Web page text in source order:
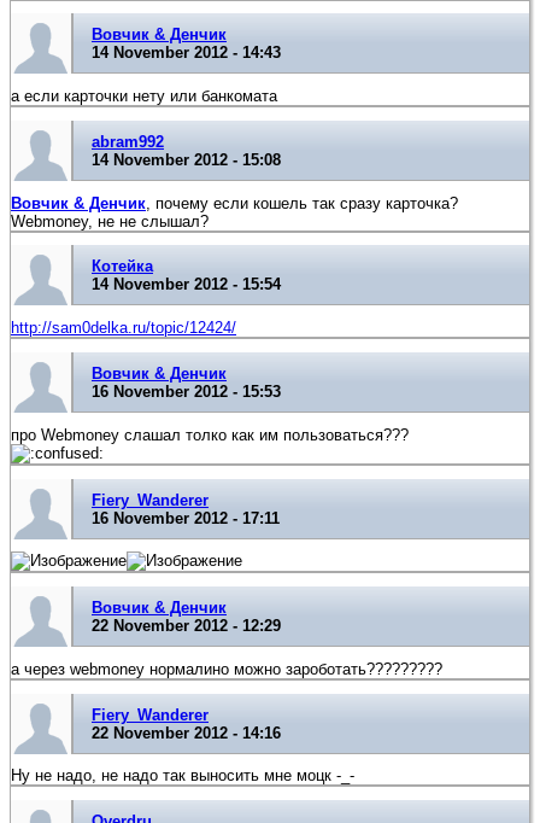
Вовчик & Денчик
14 November 2012 - 14:43
а если карточки нету или банкомата
abram992
14 November 2012 - 15:08
Вовчик & Денчик , почему если кошель так сразу карточка?
Webmoney, не не слышал?
Котейка
14 November 2012 - 15:54
http://sam0delka.ru/topic/12424/
Вовчик & Денчик
16 November 2012 - 15:53
про Webmoney слашал толко как им пользоваться???
Fiery_Wanderer
16 November 2012 - 17:11
Вовчик & Денчик
22 November 2012 - 12:29
а через webmoney нормалино можно зароботать?????????
Fiery_Wanderer
22 November 2012 - 14:16
Ну не надо, не надо так выносить мне моцк -_-